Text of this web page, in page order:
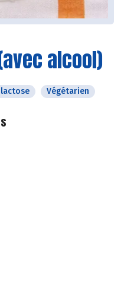
alcool)
lactose Végétarien